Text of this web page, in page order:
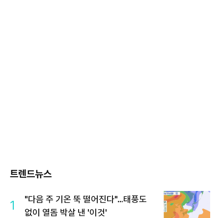
트렌드뉴스
1
"다음 주 기온 뚝 떨어진다"…태풍도
없이 열돔 박살 낸 '이것'